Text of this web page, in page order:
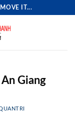
IT...
An Giang